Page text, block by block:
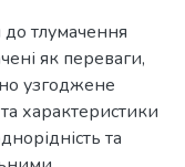
до тлумачення
як переваги,
узгоджене
характеристики
та